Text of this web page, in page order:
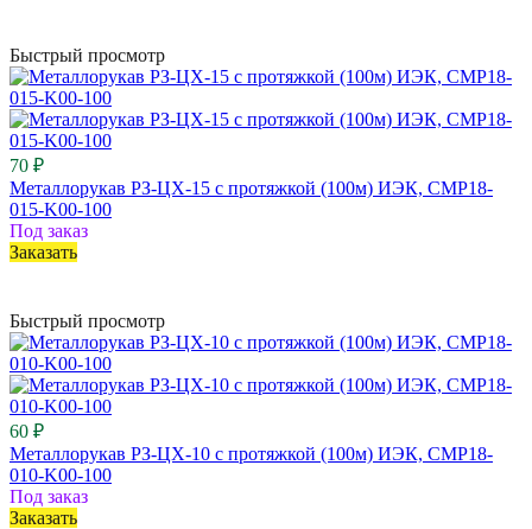
Быстрый просмотр
70 ₽
Металлорукав РЗ-ЦХ-15 с протяжкой (100м) ИЭК, CMP18-
015-K00-100
Под заказ
Заказать
Быстрый просмотр
60 ₽
Металлорукав РЗ-ЦХ-10 с протяжкой (100м) ИЭК, CMP18-
010-K00-100
Под заказ
Заказать